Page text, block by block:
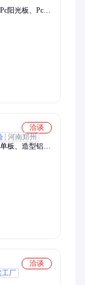
阳光板、Pc耐
、蜂窝阳光
棚、扩散板、
棚、雨棚、树
洽谈
河南郑州
板、造型铝单
洽谈
工厂